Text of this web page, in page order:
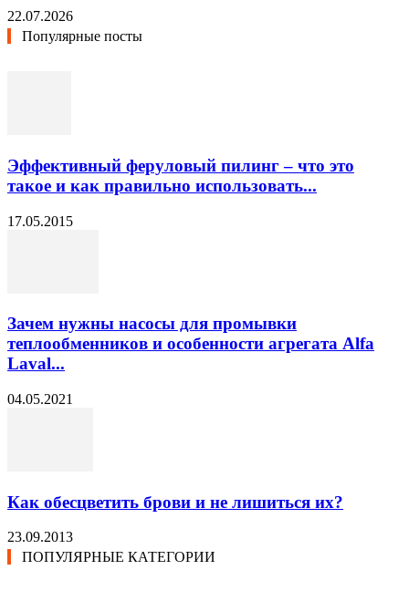
22.07.2026
Популярные посты
Эффективный феруловый пилинг – что это
такое и как правильно использовать...
17.05.2015
Зачем нужны насосы для промывки
теплообменников и особенности агрегата Alfa
Laval...
04.05.2021
Как обесцветить брови и не лишиться их?
23.09.2013
ПОПУЛЯРНЫЕ КАТЕГОРИИ